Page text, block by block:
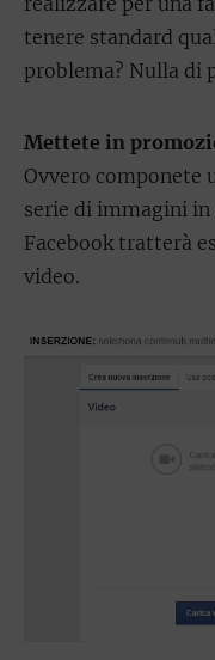
tenere standard
problema? Nulla di
Mettete in
Ovvero componete
serie di immagini in
Facebook tratterà
video.